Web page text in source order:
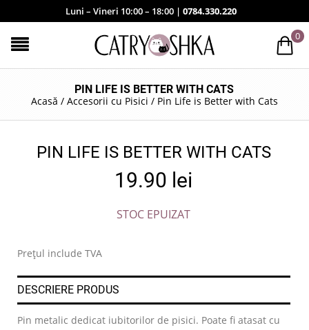
Luni – Vineri 10:00 – 18:00 | 0784.330.220
0
PIN LIFE IS BETTER WITH CATS
Acasă / Accesorii cu Pisici / Pin Life is Better with Cats
PIN LIFE IS BETTER WITH CATS
19.90 lei
STOC EPUIZAT
Prețul include TVA
DESCRIERE PRODUS
Pin metalic dedicat iubitorilor de pisici. Poate fi atasat cu